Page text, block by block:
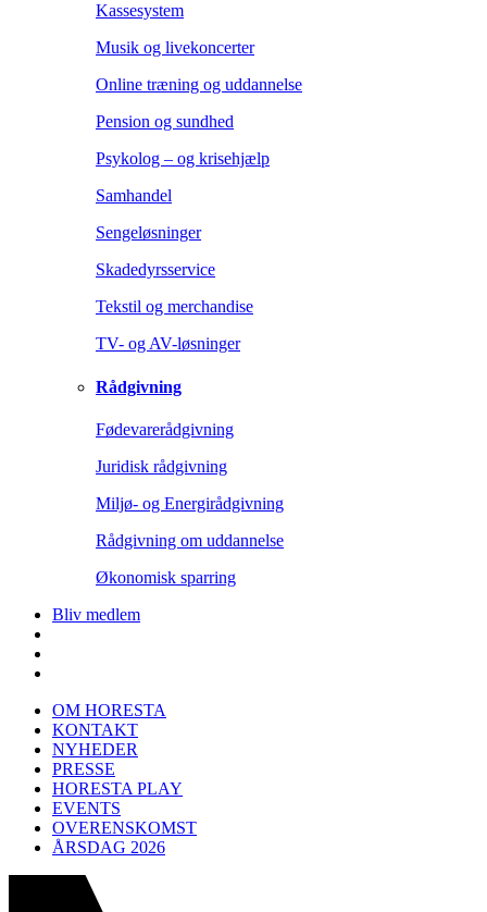
Kassesystem
Musik og livekoncerter
Online træning og uddannelse
Pension og sundhed
Psykolog – og krisehjælp
Samhandel
Sengeløsninger
Skadedyrsservice
Tekstil og merchandise
TV- og AV-løsninger
Rådgivning
Fødevarerådgivning
Juridisk rådgivning
Miljø- og Energirådgivning
Rådgivning om uddannelse
Økonomisk sparring
Bliv medlem
OM HORESTA
KONTAKT
NYHEDER
PRESSE
HORESTA PLAY
EVENTS
OVERENSKOMST
ÅRSDAG 2026